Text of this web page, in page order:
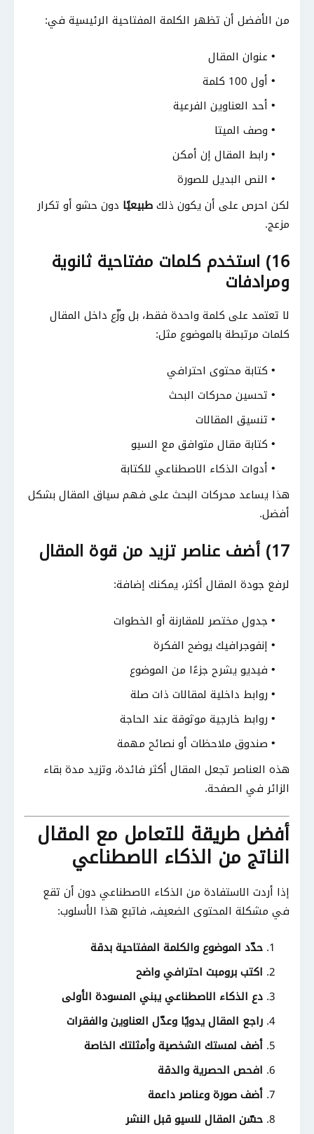
من الأفضل أن تظهر الكلمة المفتاحية الرئيسية في:
عنوان المقال
أول 100 كلمة
أحد العناوين الفرعية
وصف الميتا
رابط المقال إن أمكن
النص البديل للصورة
لكن احرص على أن يكون ذلكطبيعيًا دون حشو أو تكرار
مزعج.
16) استخدم كلمات مفتاحية ثانوية
ومرادفات
لا تعتمد على كلمة واحدة فقط، بل وزّع داخل المقال
كلمات مرتبطة بالموضوع مثل:
كتابة محتوى احترافي
تحسين محركات البحث
تنسيق المقالات
كتابة مقال متوافق مع السيو
أدوات الذكاء الاصطناعي للكتابة
هذا يساعد محركات البحث على فهم سياق المقال بشكل
أفضل.
17) أضف عناصر تزيد من قوة المقال
لرفع جودة المقال أكثر، يمكنك إضافة:
جدول مختصر للمقارنة أو الخطوات
إنفوجرافيك يوضح الفكرة
فيديو يشرح جزءًا من الموضوع
روابط داخلية لمقالات ذات صلة
روابط خارجية موثوقة عند الحاجة
صندوق ملاحظات أو نصائح مهمة
هذه العناصر تجعل المقال أكثر فائدة، وتزيد مدة بقاء
الزائر في الصفحة.
أفضل طريقة للتعامل مع المقال
الناتج من الذكاء الاصطناعي
إذا أردت الاستفادة من الذكاء الاصطناعي دون أن تقع
في مشكلة المحتوى الضعيف، فاتبع هذا الأسلوب:
حدّد الموضوع والكلمة المفتاحية بدقة
اكتب برومبت احترافي واضح
دع الذكاء الاصطناعي يبني المسودة الأولى
راجع المقال يدويًا وعدّل العناوين والفقرات
أضف لمستك الشخصية وأمثلتك الخاصة
افحص الحصرية والدقة
أضف صورة وعناصر داعمة
حسّن المقال للسيو قبل النشر